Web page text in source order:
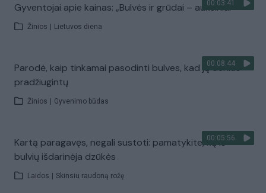
00:03:41
Gyventojai apie kainas: „Bulvės ir grūdai – auksiniai“
Žinios Lietuvos diena
00:08:44
Parodė, kaip tinkamai pasodinti bulves, kad jų derlius
pradžiugintų
Žinios Gyvenimo būdas
00:05:56
Kartą paragavęs, negali sustoti: pamatykite, ką iš
bulvių išdarinėja dzūkės
Laidos Skinsiu raudoną rožę